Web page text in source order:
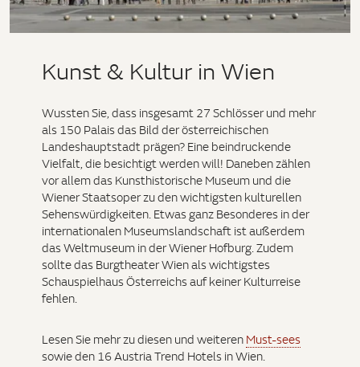
Kunst & Kultur in Wien
Wussten Sie, dass insgesamt 27 Schlösser und mehr
als 150 Palais das Bild der österreichischen
Landeshauptstadt prägen? Eine beindruckende
Vielfalt, die besichtigt werden will! Daneben zählen
vor allem das Kunsthistorische Museum und die
Wiener Staatsoper zu den wichtigsten kulturellen
Sehenswürdigkeiten. Etwas ganz Besonderes in der
internationalen Museumslandschaft ist außerdem
das Weltmuseum in der Wiener Hofburg. Zudem
sollte das Burgtheater Wien als wichtigstes
Schauspielhaus Österreichs auf keiner Kulturreise
fehlen.
Lesen Sie mehr zu diesen und weiteren Must-sees
sowie den 16 Austria Trend Hotels in Wien.